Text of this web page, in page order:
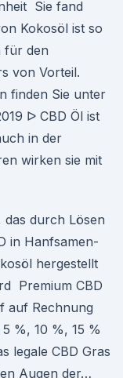
Sie fand
Kokosöl ist so
für den
von Vorteil.
finden Sie unter
ᐅ CBD Öl ist
in der
wirken sie mit
das durch Lösen
in Hanfsamen-
hergestellt
Premium CBD
auf Rechnung
%, 10 %, 15 %
legale CBD Gras
Augen der…